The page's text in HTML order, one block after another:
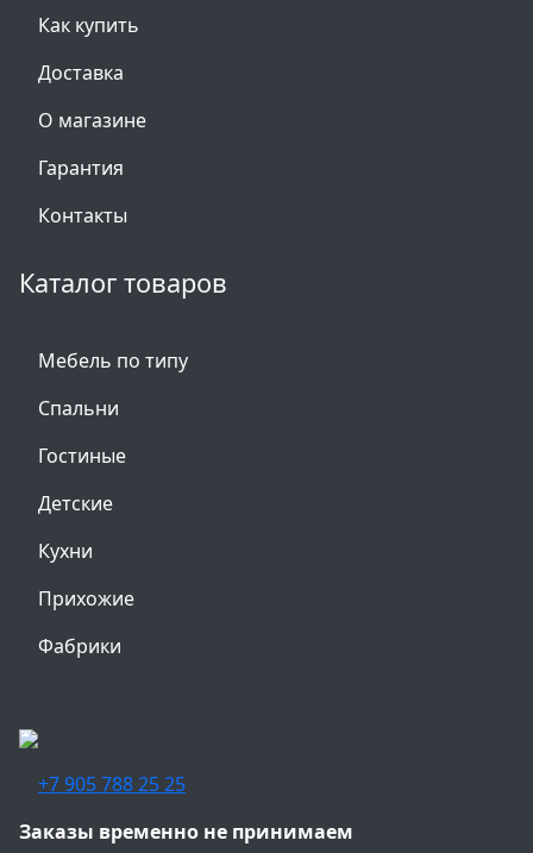
Как купить
Доставка
О магазине
Гарантия
Контакты
Каталог товаров
Мебель по типу
Спальни
Гостиные
Детские
Кухни
Прихожие
Фабрики
+7 905 788 25 25
Заказы временно не принимаем